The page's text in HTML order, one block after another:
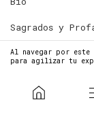
Al navegar por
para agilizar tu
Sagrados y
Prints